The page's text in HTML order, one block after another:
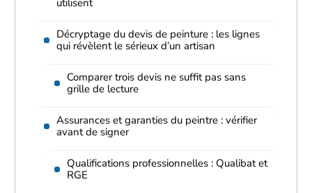
Décryptage du devis de peinture : les lignes
qui révèlent le sérieux d’un artisan
Comparer trois devis ne suffit pas sans
grille de lecture
Assurances et garanties du peintre : vérifier
avant de signer
Qualifications professionnelles : Qualibat et
RGE